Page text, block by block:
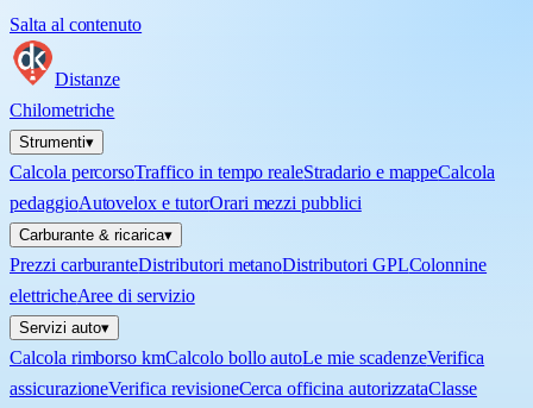
Salta al contenuto
Distanze
Chilometriche
Strumenti▾
Calcola percorsoTraffico in tempo realeStradario e mappeCalcola
pedaggioAutovelox e tutorOrari mezzi pubblici
Carburante & ricarica▾
Prezzi carburanteDistributori metanoDistributori GPLColonnine
elettricheAree di servizio
Servizi auto▾
Calcola rimborso kmCalcolo bollo autoLe mie scadenzeVerifica
assicurazioneVerifica revisioneCerca officina autorizzataClasse